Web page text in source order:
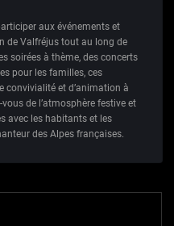
aux événements et
de Valfréjus tout au long de
soirées à thème, des concerts
pour les familles, ces
convivialité et d’animation à
de l’atmosphère festive et
avec les habitants et les
des Alpes françaises.